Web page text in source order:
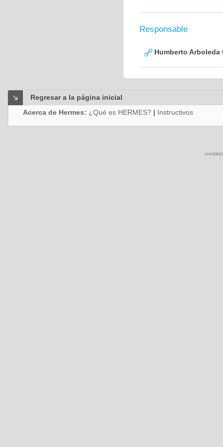
Responsable
Humberto Arboleda
Regresar a la página inicial
Acerca de Hermes: ¿Qué es HERMES? | Instructivos